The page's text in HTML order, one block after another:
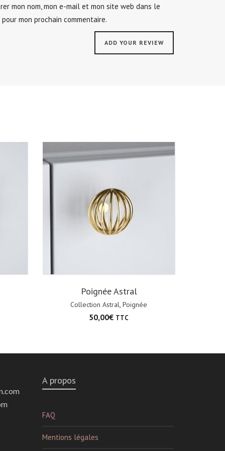
mon nom, mon e-mail et mon site web dans le
mon prochain commentaire.
Poignée Astral
Collection Astral, Poignée
50,00€ TTC
A propos
FAQ
Mentions légales